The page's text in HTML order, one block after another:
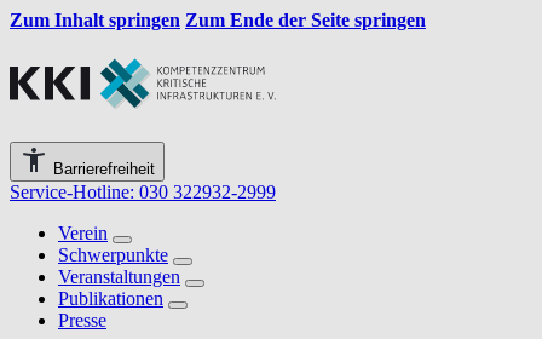
Zum Inhalt springen Zum Ende der Seite springen
Barrierefreiheit
Service-Hotline: 030 322932-2999
Verein
Schwerpunkte
Veranstaltungen
Publikationen
Presse